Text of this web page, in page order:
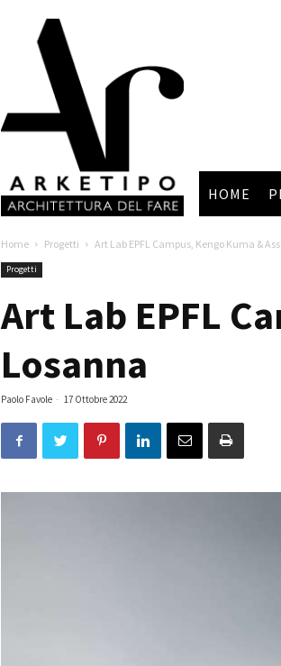
Arketipo
HOME
Home Progetti Art Lab EPFL Campus, Kengo Kuma &
Progetti
Art Lab EPFL
Losanna
Paolo Favole - 17 Ottobre 2022